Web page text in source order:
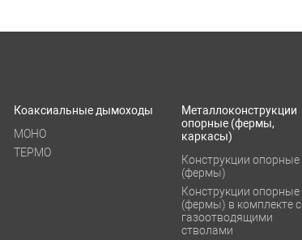
Коаксиальные дымоходы
МОНО
ТЕРМО
Металлоконструкции
опорные (фермы,
каркасы)
Конструкции опорные
(фермы)
Конструкции опорные
(фермы) в комплекте с
газоотводящими
стволами